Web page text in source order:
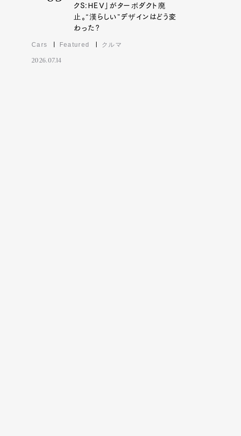
クS:HEV」がターボダクト廃
止。“漢らしい”デザインはどう変
わった?
Cars Featured クルマ
2026.07.14